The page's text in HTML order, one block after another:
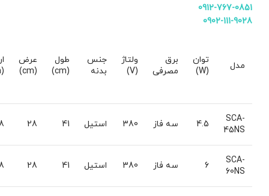
0912-767-0851
0902-111-9028
مدل
توان
(W)
برق
مصرفی
ولتاژ
(V)
جنس
بدنه
طول
(cm)
عرض
(cm)
(cm)
SCA-
45NS
4.5 سه فاز 380 استیل 41
28
SCA-
60NS
6 سه فاز 380 استیل 41
28